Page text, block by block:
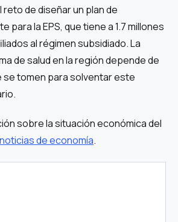
de diseñar un plan de
para la EPS, que tiene a 1.7 millones
al régimen subsidiado. La
de salud en la región depende de
se tomen para solventar este
sobre la situación económica del
de economía.